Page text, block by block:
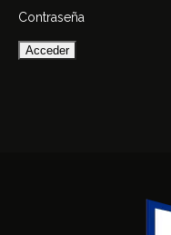
Contraseña